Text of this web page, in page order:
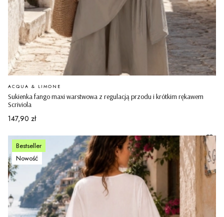
Sukienka fango maxi warstwowa z regulacją przodu i krótkim rękawem
Scriviola
PRODUCENT
ACQUA & LIMONE
Cena
147,90 zł
Bestseller
Nowość